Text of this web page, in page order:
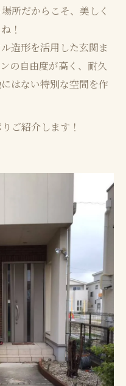
所だからこそ、美しく
！
造形を活用した玄関ま
の自由度が高く、耐久
はない特別な空間を作
ご紹介します！